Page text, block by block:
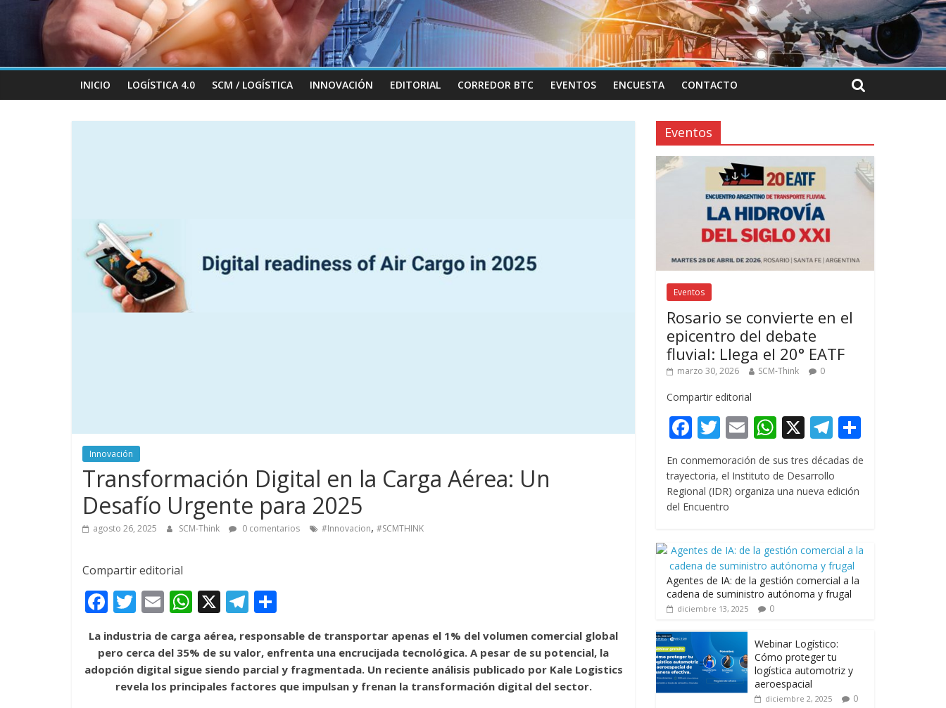
INICIO LOGÍSTICA 4.0 SCM / LOGÍSTICA INNOVACIÓN EDITORIAL CORREDOR BTC EVENTOS ENCUESTA CONTACTO
Innovación
Transformación Digital en la Carga Aérea: Un
Desafío Urgente para 2025
agosto 26, 2025 SCM-Think 0 comentarios #Innovacion, #SCMTHINK
Compartir editorial
F
ac
e
b
o
T
w
itt
er
E
ai
l
W
at
s
A
X T
e
gr
a
o
m
p
ar
La industria de carga aérea, responsable de transportar apenas el 1% del volumen comercial global
pero cerca del 35% de su valor, enfrenta una encrucijada tecnológica. A pesar de su potencial, la
adopción digital sigue siendo parcial y fragmentada. Un reciente análisis publicado por Kale Logistics
revela los principales factores que impulsan y frenan la transformación digital del sector.
Eventos
Eventos
Rosario se convierte en el
epicentro del debate
fluvial: Llega el 20° EATF
marzo 30, 2026 SCM-Think 0
Compartir editorial
F
e
b
o
o
k
T
itt
er
E
m
ai
l
W
at
s
p
p
X T
el
e
gr
m
m
r
En conmemoración de sus tres décadas de
trayectoria, el Instituto de Desarrollo
Regional (IDR) organiza una nueva edición
del Encuentro
Agentes de IA: de la gestión comercial a la
cadena de suministro autónoma y frugal
diciembre 13, 2025 0
Webinar Logístico:
Cómo proteger tu
logística automotriz y
aeroespacial
diciembre 2, 2025 0